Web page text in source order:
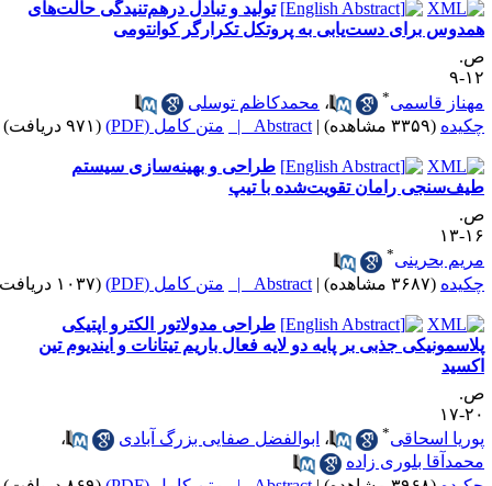
تولید و تبادل درهم‌تنیدگی حالت‌های
برای دست‌یابی به پروتکل تکرارگر کوانتومی
۹
قاسمی
،محمدکاظم توسلی
(۳۳۵۹ مشاهده) |
Abstract | متن کامل (PDF) (۹۷۱ دریافت)
طراحی و بهینه‌سازی سیستم
رامان تقویت‌شده با تیپ
۱۳
بحرینی
(۳۶۸۷ مشاهده) |
Abstract | متن کامل (PDF) (۱۰۳۷ دریافت)
طراحی مدولاتور الکترو اپتیکی
جذبی بر پایه دو لایه فعال باریم تیتانات و ایندیوم تین
۱۷
اسحاقی
،ابوالفضل صفایی بزرگ آبادی
،
بلوری زاده